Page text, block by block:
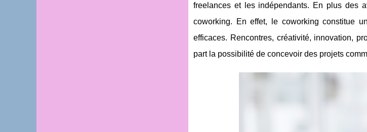
freelances et les indépendants. En plus des
coworking. En effet, le coworking constitue
efficaces. Rencontres, créativité, innovation,
part la possibilité de concevoir des projets